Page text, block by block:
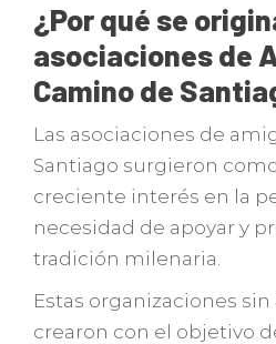
¿Por qué se
asociaciones de
Camino de
Las asociaciones de
Santiago surgieron
creciente interés en la
necesidad de apoyar y
tradición milenaria.
Estas organizaciones
crearon con el objetivo